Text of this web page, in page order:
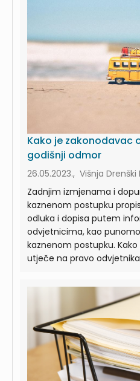
Kako je zakonodavac
godišnji odmor
26.05.2023., Višnja Drenški
Zadnjim izmjenama i
kaznenom postupku
odluka i dopisa putem
odvjetnicima, kao
kaznenom postupku.
utječe na pravo odvjetnika